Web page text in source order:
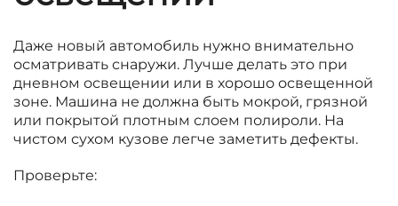
Даже новый автомобиль нужно внимательно
осматривать снаружи. Лучше делать это при
дневном освещении или в хорошо освещенной
зоне. Машина не должна быть мокрой, грязной
или покрытой плотным слоем полироли. На
чистом сухом кузове легче заметить дефекты.
Проверьте: